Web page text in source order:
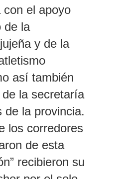
con el apoyo
de la
y de la
así también
la secretaría
de la provincia.
los corredores
de esta
recibieron su